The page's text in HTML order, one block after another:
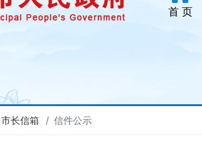
首 页
市长信箱 信件公示